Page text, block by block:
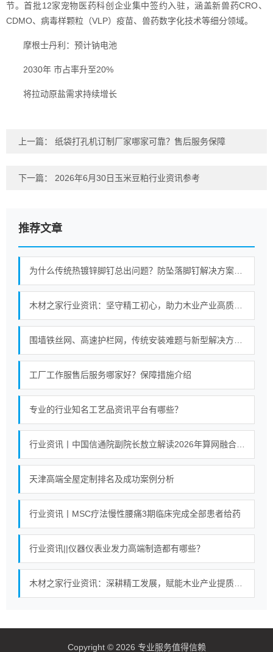
节。首批12家宠物医药科创企业集中签约入驻，涵盖新兽药CRO、
CDMO、病毒样颗粒（VLP）疫苗、兽药数字化技术等细分领域。
摩根士丹利：预计钠电池
2030年 市占率升至20%
将拉动原盐需求持续增长
上一篇： 纸袋打孔机订制厂家哪家可靠？售后服务保障
下一篇： 2026年6月30日玉米豆粕行业资讯参考
推荐文章
工厂工作服售后服务哪家好？保障措施介绍
专业的行业知名工艺品资讯平台有哪些？
天津高端全屋定制排名及成功案例分析
行业资讯丨MSC疗法慢性腰痛3期临床完成全部患者给药
行业资讯||仪器仪表业发力高端制造都有哪些？
Copyright © 2026 专业服务值得信赖